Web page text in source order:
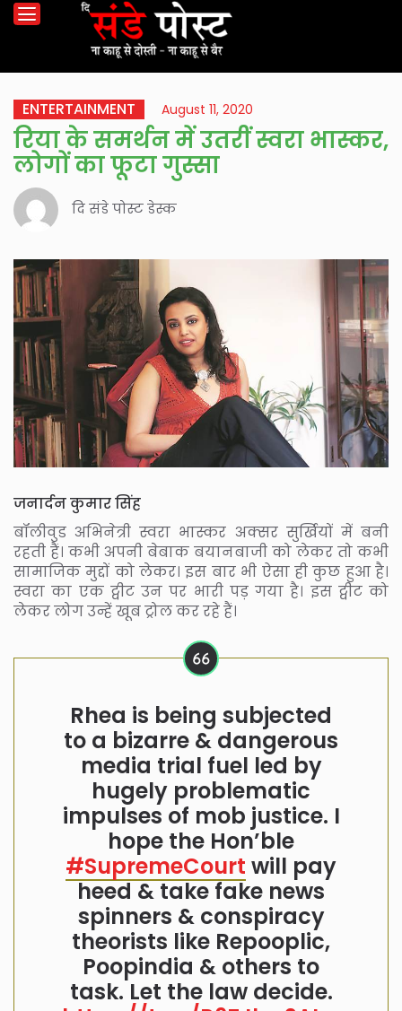
ENTERTAINMENT August 11, 2020
रिया के समर्थन में उतरीं स्वरा भास्कर,
लोगों का फूटा गुस्सा
दि संडे पोस्ट डेस्क
जनार्दन कुमार सिंह
बॉलीवुड अभिनेत्री स्वरा भास्कर अक्सर सुर्खियों में बनी
रहती हैं। कभी अपनी बेबाक बयानबाजी को लेकर तो कभी
सामाजिक मुद्दों को लेकर। इस बार भी ऐसा ही कुछ हुआ है।
स्वरा का एक ट्वीट उन पर भारी पड़ गया है। इस ट्वीट को
लेकर लोग उन्हें खूब ट्रोल कर रहे हैं।
Rhea is being subjected
to a bizarre & dangerous
media trial fuel led by
hugely problematic
impulses of mob justice. I
hope the Hon’ble
#SupremeCourt will pay
heed & take fake news
spinners & conspiracy
theorists like Repooplic,
Poopindia & others to
task. Let the law decide.